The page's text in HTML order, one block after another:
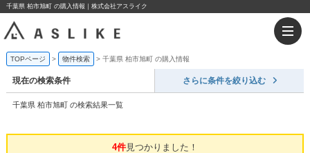
千葉県 柏市旭町 の購入情報｜株式会社アスライク
TOPページ 物件検索 千葉県 柏市旭町 の購入情報
現在の検索条件 さらに条件を絞り込む
千葉県 柏市旭町 の検索結果一覧
4件見つかりました！